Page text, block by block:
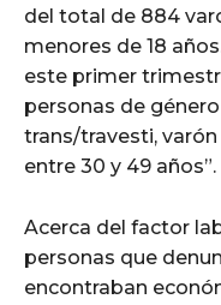
del total de 884
menores de 18
este primer
personas de
trans/travesti,
entre 30 y 49 años”.
Acerca del factor
personas que
encontraban